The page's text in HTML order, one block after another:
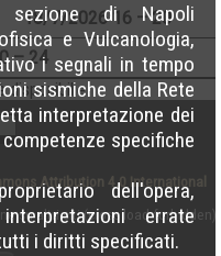
sezione di Napoli
e Vulcanologia,
i segnali in tempo
sismiche della Rete
interpretazione dei
specifiche
dell'opera,
errate
i diritti specificati.
18/7/202616 – 20
– 24
Attribution 4.0 International
su altri siti (cross load forbidden)